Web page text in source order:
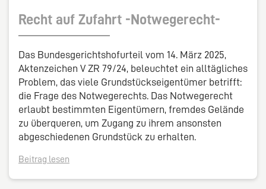
Recht auf Zufahrt -Notwegerecht-
Das Bundesgerichtshofurteil vom 14. März 2025,
Aktenzeichen V ZR 79/24, beleuchtet ein alltägliches
Problem, das viele Grundstückseigentümer betrifft:
die Frage des Notwegerechts. Das Notwegerecht
erlaubt bestimmten Eigentümern, fremdes Gelände
zu überqueren, um Zugang zu ihrem ansonsten
abgeschiedenen Grundstück zu erhalten.
Beitrag lesen